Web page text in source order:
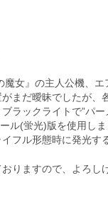
魔女』の主人公機、
がまだ曖昧でしたが
ラックライトで”パ
ル(蛍光)版を使用し
フル形態時に発光す
りますので、よろし